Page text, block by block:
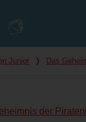
Junior ❭ Das
der